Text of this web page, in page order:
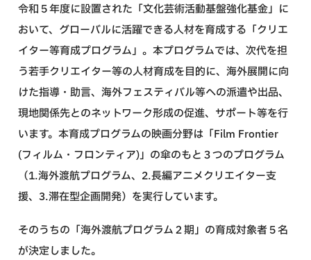
令和５年度に設置された「文化芸術活動基盤強化基金」に
おいて、グローバルに活躍できる人材を育成する「クリエ
イター等育成プログラム」。本プログラムでは、次代を担
う若手クリエイター等の人材育成を目的に、海外展開に向
けた指導・助言、海外フェスティバル等への派遣や出品、
現地関係先とのネットワーク形成の促進、サポート等を行
います。本育成プログラムの映画分野は「Film Frontier
(フィルム・フロンティア)」の傘のもと３つのプログラム
（1.海外渡航プログラム、2.長編アニメクリエイター支
援、3.滞在型企画開発）を実行しています。
そのうちの「海外渡航プログラム２期」の育成対象者５名
が決定しました。